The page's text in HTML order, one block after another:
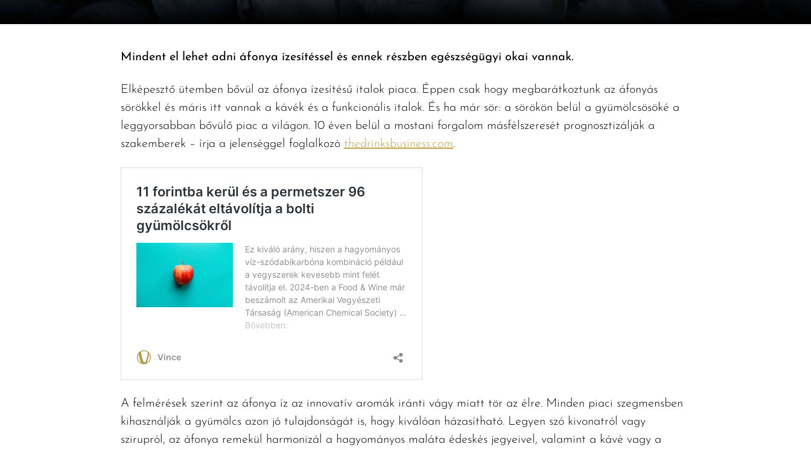
Mindent el lehet adni áfonya ízesítéssel és ennek részben egészségügyi okai vannak.
Elképesztő ütemben bővül az áfonya ízesítésű italok piaca. Éppen csak hogy megbarátkoztunk az áfonyás
sörökkel és máris itt vannak a kávék és a funkcionális italok. És ha már sör: a sörökön belül a gyümölcsösöké a
leggyorsabban bővülő piac a világon. 10 éven belül a mostani forgalom másfélszeresét prognosztizálják a
szakemberek – írja a jelenséggel foglalkozó thedrinksbusiness.com.
A felmérések szerint az áfonya íz az innovatív aromák iránti vágy miatt tör az élre. Minden piaci szegmensben
kihasználják a gyümölcs azon jó tulajdonságát is, hogy kiválóan házasítható. Legyen szó kivonatról vagy
szirupról, az áfonya remekül harmonizál a hagyományos maláta édeskés jegyeivel, valamint a kávé vagy a